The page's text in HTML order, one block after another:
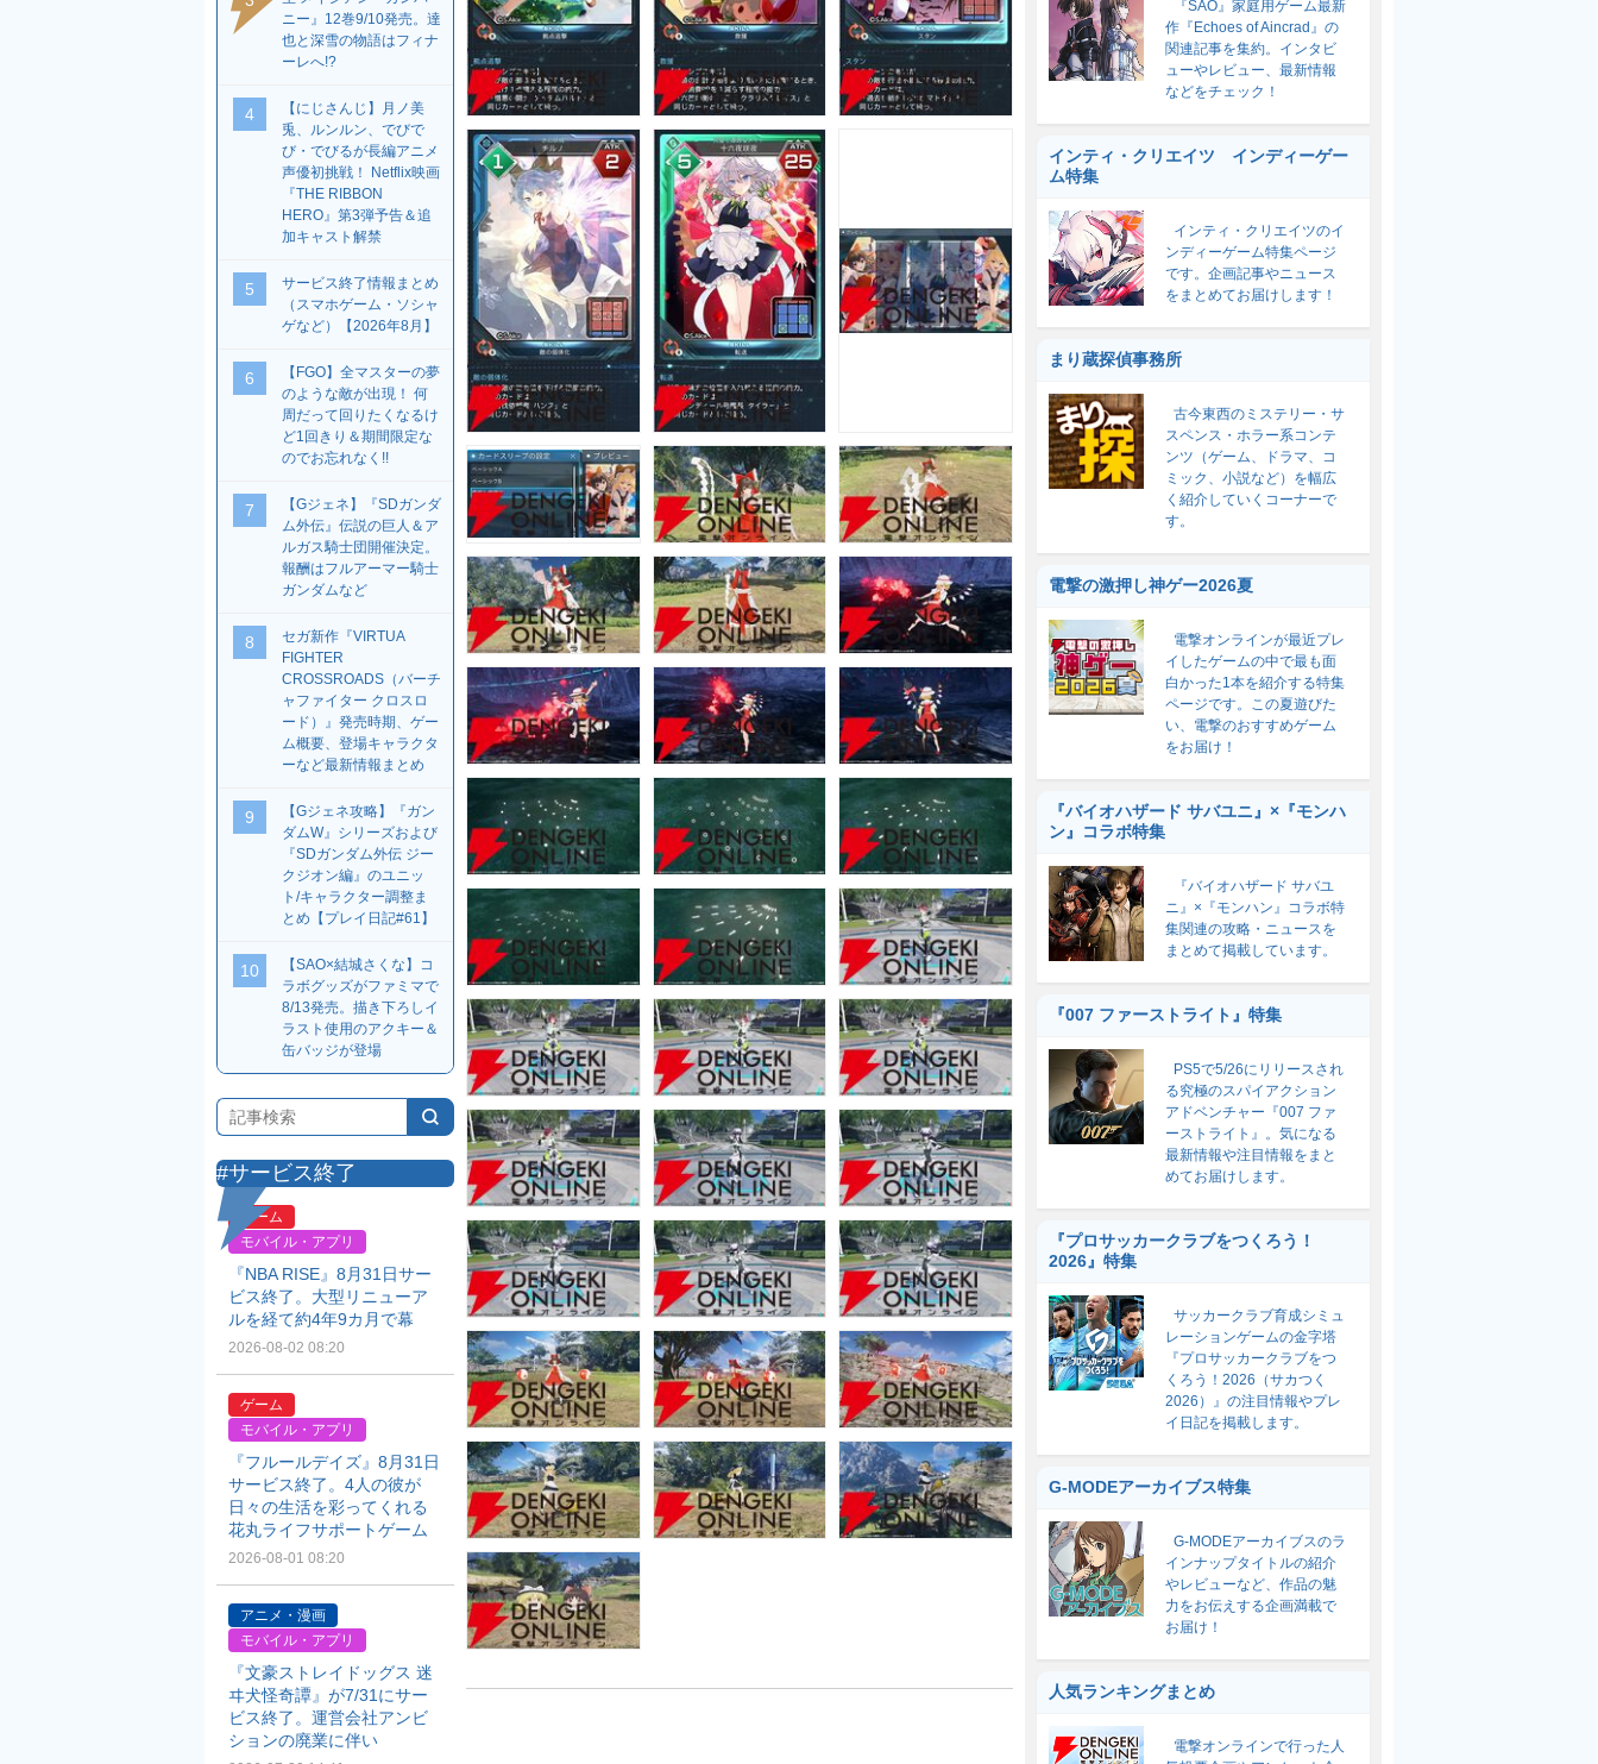
ニー』12巻9/10発売。達
也と深雪の物語はフィナ
ーレへ!?
4
【にじさんじ】月ノ美
兎、ルンルン、でびで
び・でびるが長編アニメ
声優初挑戦！ Netflix映画
『THE RIBBON
HERO』第3弾予告＆追
加キャスト解禁
5
サービス終了情報まとめ
（スマホゲーム・ソシャ
ゲなど）【2026年8月】
6
【FGO】全マスターの夢
のような敵が出現！ 何
周だって回りたくなるけ
ど1回きり＆期間限定な
のでお忘れなく!!
7
【Gジェネ】『SDガンダ
ム外伝』伝説の巨人＆ア
ルガス騎士団開催決定。
報酬はフルアーマー騎士
ガンダムなど
8
セガ新作『VIRTUA
FIGHTER
CROSSROADS（バーチ
ャファイター クロスロ
ード）』発売時期、ゲー
ム概要、登場キャラクタ
ーなど最新情報まとめ
9
【Gジェネ攻略】『ガン
ダムW』シリーズおよび
『SDガンダム外伝 ジー
クジオン編』のユニッ
ト/キャラクター調整ま
とめ【プレイ日記#61】
10
【SAO×結城さくな】コ
ラボグッズがファミマで
8/13発売。描き下ろしイ
ラスト使用のアクキー＆
缶バッジが登場
#サービス終了
ゲーム
モバイル・アプリ
『NBA RISE』8月31日サー
ビス終了。大型リニューア
ルを経て約4年9カ月で幕
2026-08-02 08:20
ゲーム
モバイル・アプリ
『フルールデイズ』8月31日
サービス終了。4人の彼が
日々の生活を彩ってくれる
花丸ライフサポートゲーム
2026-08-01 08:20
アニメ・漫画
モバイル・アプリ
『文豪ストレイドッグス 迷
ヰ犬怪奇譚』が7/31にサー
ビス終了。運営会社アンビ
ションの廃業に伴い
『SAO』家庭用ゲーム最新
作『Echoes of Aincrad』の
関連記事を集約。インタビ
ューやレビュー、最新情報
などをチェック！
インティ・クリエイツ インディーゲー
ム特集
インティ・クリエイツのイ
ンディーゲーム特集ページ
です。企画記事やニュース
をまとめてお届けします！
まり蔵探偵事務所
古今東西のミステリー・サ
スペンス・ホラー系コンテ
ンツ（ゲーム、ドラマ、コ
ミック、小説など）を幅広
く紹介していくコーナーで
す。
電撃の激押し神ゲー2026夏
電撃オンラインが最近プレ
イしたゲームの中で最も面
白かった1本を紹介する特集
ページです。この夏遊びた
い、電撃のおすすめゲーム
をお届け！
『バイオハザード サバユニ』×『モンハ
ン』コラボ特集
『バイオハザード サバユ
ニ』×『モンハン』コラボ特
集関連の攻略・ニュースを
まとめて掲載しています。
『007 ファーストライト』特集
PS5で5/26にリリースされ
る究極のスパイアクション
アドベンチャー『007 ファ
ーストライト』。気になる
最新情報や注目情報をまと
めてお届けします。
『プロサッカークラブをつくろう！
2026』特集
サッカークラブ育成シミュ
レーションゲームの金字塔
『プロサッカークラブをつ
くろう！2026（サカつく
2026）』の注目情報やプレ
イ日記を掲載します。
G-MODEアーカイブス特集
G-MODEアーカイブスのラ
インナップタイトルの紹介
やレビューなど、作品の魅
力をお伝えする企画満載で
お届け！
人気ランキングまとめ
電撃オンラインで行った人